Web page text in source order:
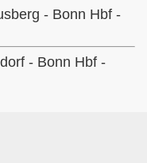
- Bonn Hbf -
- Bonn Hbf -